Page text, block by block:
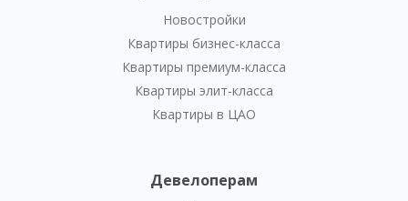
Новостройки
Квартиры бизнес-класса
Квартиры премиум-класса
Квартиры элит-класса
Квартиры в ЦАО
Девелоперам